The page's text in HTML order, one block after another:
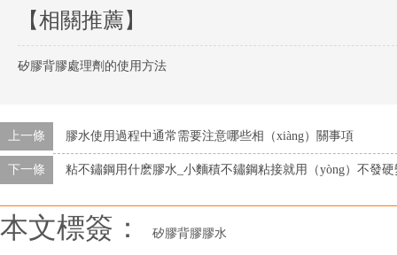
【相關推薦】
矽膠背膠處理劑的使用方法
上一條 膠水使用過程中通常需要注意哪些相（xiàng）關事項
下一條 粘不鏽鋼用什麽膠水_小麵積不鏽鋼粘接就用（yòng）不發
本文標簽： 矽膠背膠膠水